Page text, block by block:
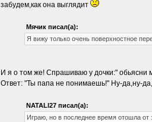
забудем,как она выглядит
Мячик писал(а):
Я вижу только очень поверхностное
И я о том же! Спрашиваю у дочки:" обьясни
Ответ: "Ты папа не понимаешь!" Ну-да,ну-
NATALI27 писал(а):
Играю, но в последнее время отошла от